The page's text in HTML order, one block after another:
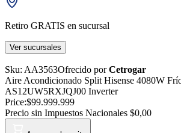
Retiro GRATIS en sucursal
Ver sucursales
Sku: AA3563Ofrecido porCetrogar
Aire Acondicionado Split Hisense 4080W
AS12UW5RXJQJ00 Inverter
Price:$99.999.999
Precio sin Impuestos Nacionales $0,00